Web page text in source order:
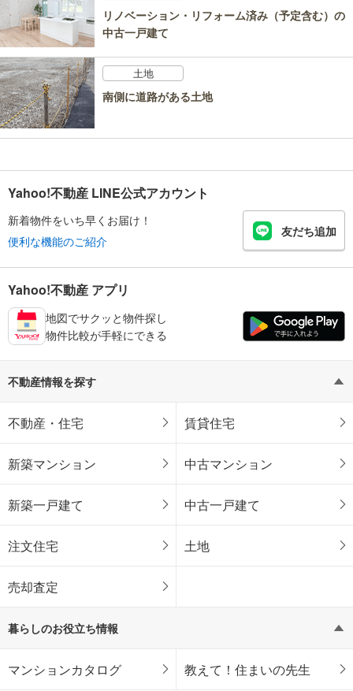
リノベーション・リフォーム済み（予定含む）の
中古一戸建て
土地
南側に道路がある土地
Yahoo!不動産 LINE公式アカウント
新着物件をいち早くお届け！
便利な機能のご紹介
友だち追加
Yahoo!不動産 アプリ
地図でサクッと物件探し
物件比較が手軽にできる
不動産情報を探す
不動産・住宅 賃貸住宅
新築マンション 中古マンション
新築一戸建て 中古一戸建て
注文住宅 土地
売却査定
暮らしのお役立ち情報
マンションカタログ 教えて！住まいの先生